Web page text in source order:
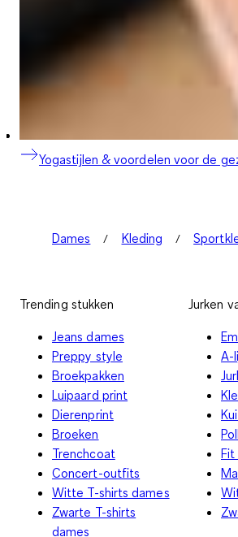
Yogastijlen & voordelen voor de
Dames Kleding
Trending stukken
Jeans dames
Preppy style
Broekpakken
Luipaard print
Dierenprint
Broeken
Trenchcoat
Concert-outfits
Witte T-shirts dames
Zwarte T-shirts
dames
Jurken
A-
Fit